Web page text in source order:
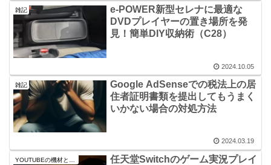
雑記
e-POWER新型セレナに最適な
DVDプレイヤーの置き場所を発
見！簡単DIY収納術（C28）
2024.10.05
雑記
Google AdSenseでの税法上の居
住者証明書類を提出してもうまく
いかない場合の対処方法
2024.03.19
任天堂Switchのゲーム実況プレイ